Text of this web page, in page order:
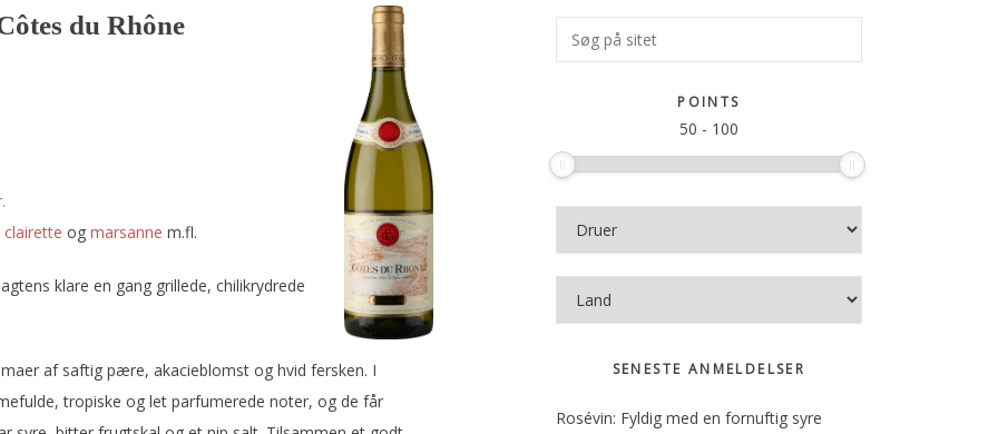
du Rhône
clairette og marsanne m.fl.
klare en gang grillede, chilikrydrede
af saftig pære, akacieblomst og hvid fersken. I
tropiske og let parfumerede noter, og de får
Primær
Sidebar
Søg
på
POINTS
50 - 100
SENESTE ANMELDELSER
Rosévin: Fyldig med en fornuftig syre